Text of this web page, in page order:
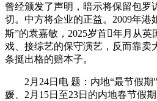
曾经颁发了声明，暗示将保留包罗
切。中方将企业的正益。2009年港
斯”的袁嘉敏，2025岁首年月从英
戏、接综艺的保守演艺，反而靠卖
条挺出格的赔本子。
2月24日电 题：内地“最节假期
媛、2月15日至23日的内地春节假